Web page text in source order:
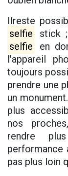
Ilreste
selfie
stick
selfie
en
l'appareil
toujours
prendre une
un
plus
nos
rendre
performance
pas plus loin